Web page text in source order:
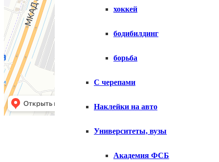
хоккей
бодибилдинг
борьба
С черепами
Наклейки на авто
Университеты, вузы
Академия ФСБ
Копирование